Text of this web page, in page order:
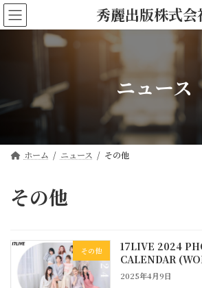
コ
ン
テ
キ
ッ
ナ
ビ
ゲ
に
移
秀麗出版株式会
ニュース
ホーム ニュース その他
その他
その他
17LIVE 2024
CALENDAR
2025年4月9日